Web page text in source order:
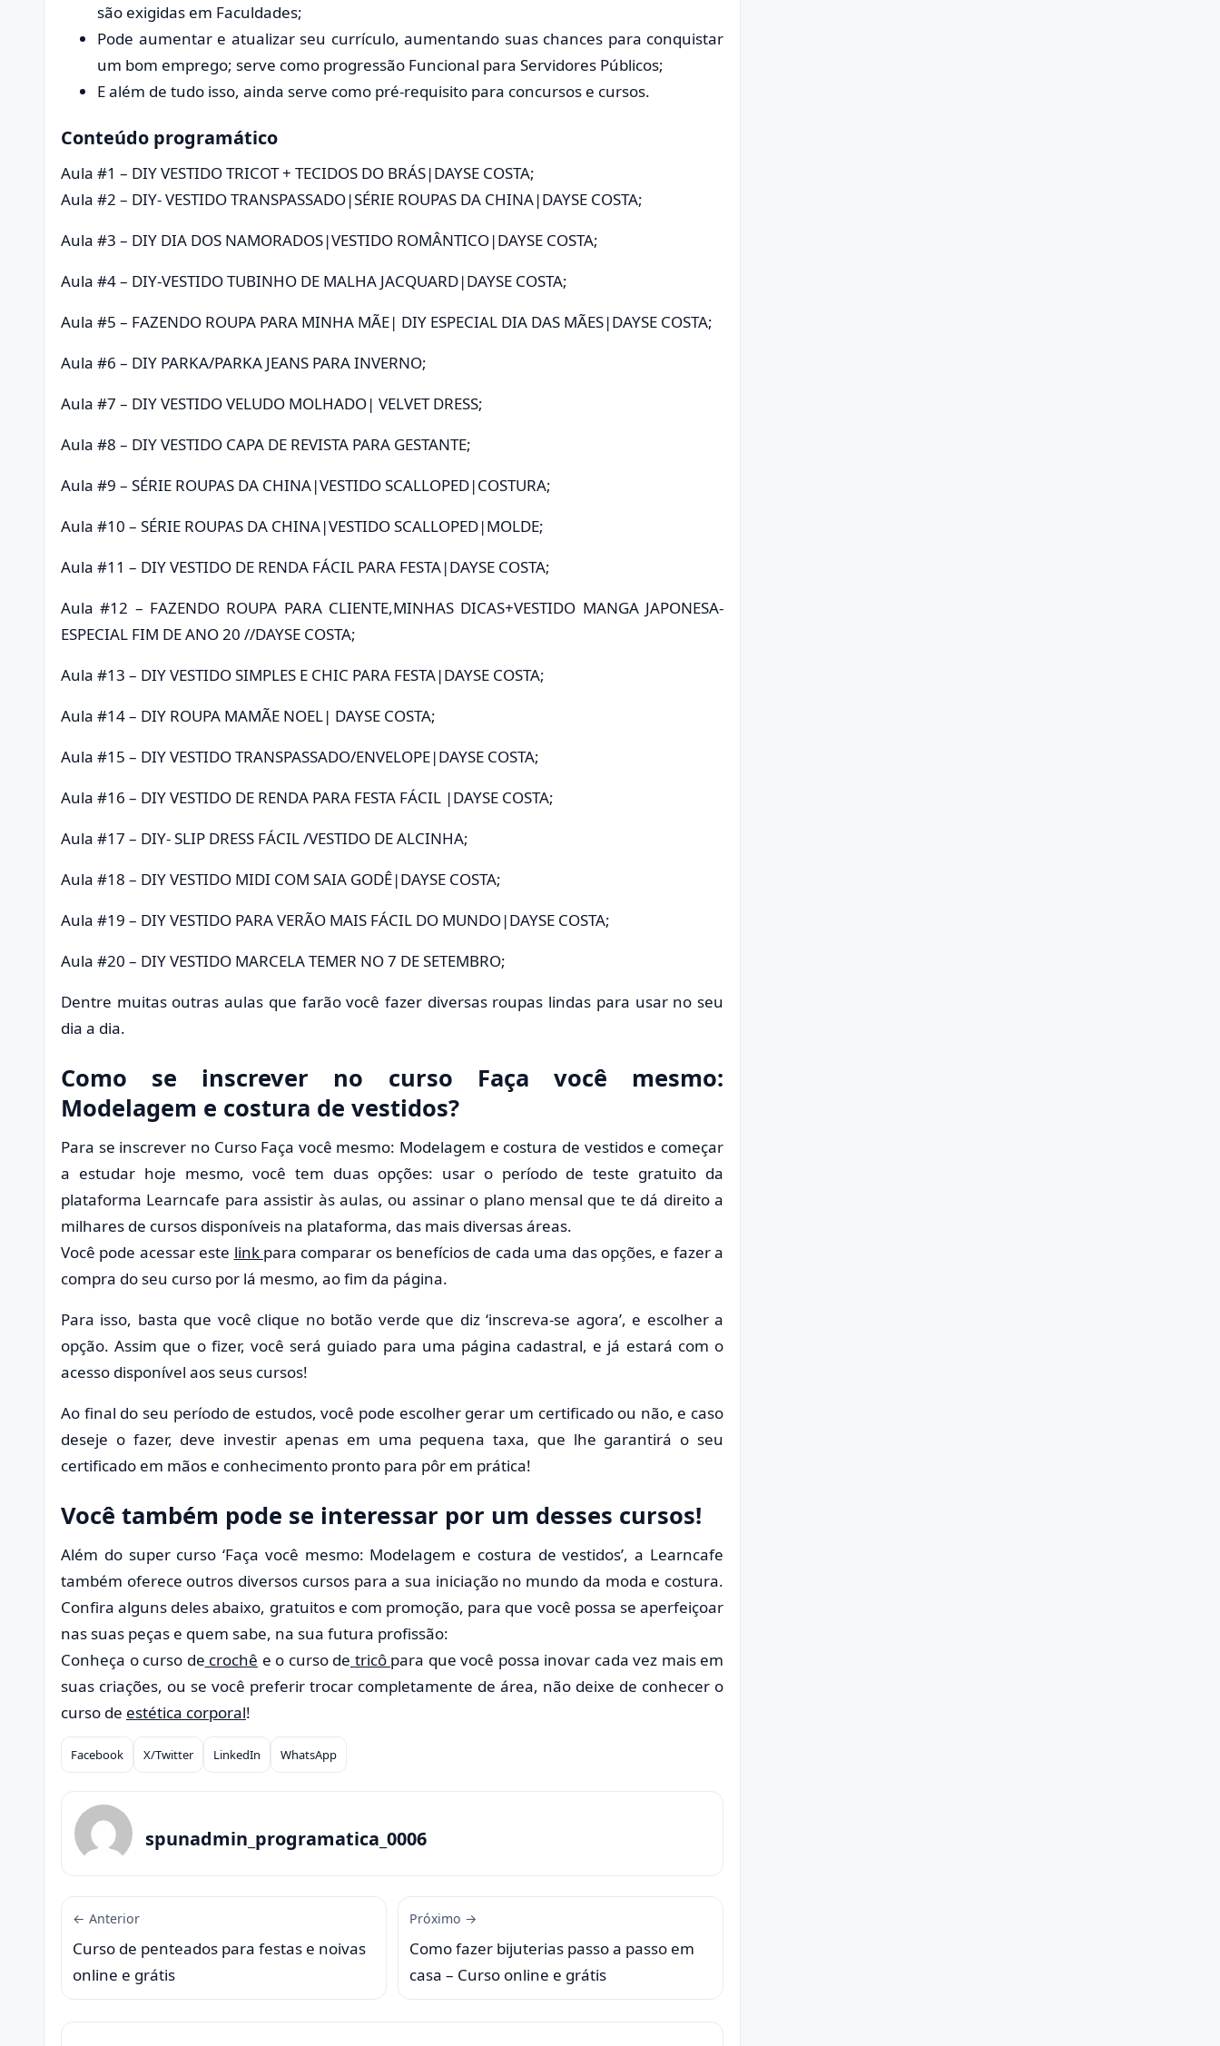
são exigidas em Faculdades;
Pode aumentar e atualizar seu currículo, aumentando suas chances para conquistar
um bom emprego; serve como progressão Funcional para Servidores Públicos;
E além de tudo isso, ainda serve como pré-requisito para concursos e cursos.
Conteúdo programático
Aula #1 – DIY VESTIDO TRICOT + TECIDOS DO BRÁS|DAYSE COSTA;
Aula #2 – DIY- VESTIDO TRANSPASSADO|SÉRIE ROUPAS DA CHINA|DAYSE COSTA;
Aula #3 – DIY DIA DOS NAMORADOS|VESTIDO ROMÂNTICO|DAYSE COSTA;
Aula #4 – DIY-VESTIDO TUBINHO DE MALHA JACQUARD|DAYSE COSTA;
Aula #5 – FAZENDO ROUPA PARA MINHA MÃE| DIY ESPECIAL DIA DAS MÃES|DAYSE COSTA;
Aula #6 – DIY PARKA/PARKA JEANS PARA INVERNO;
Aula #7 – DIY VESTIDO VELUDO MOLHADO| VELVET DRESS;
Aula #8 – DIY VESTIDO CAPA DE REVISTA PARA GESTANTE;
Aula #9 – SÉRIE ROUPAS DA CHINA|VESTIDO SCALLOPED|COSTURA;
Aula #10 – SÉRIE ROUPAS DA CHINA|VESTIDO SCALLOPED|MOLDE;
Aula #11 – DIY VESTIDO DE RENDA FÁCIL PARA FESTA|DAYSE COSTA;
Aula #12 – FAZENDO ROUPA PARA CLIENTE,MINHAS DICAS+VESTIDO MANGA JAPONESA-
ESPECIAL FIM DE ANO 20 //DAYSE COSTA;
Aula #13 – DIY VESTIDO SIMPLES E CHIC PARA FESTA|DAYSE COSTA;
Aula #14 – DIY ROUPA MAMÃE NOEL| DAYSE COSTA;
Aula #15 – DIY VESTIDO TRANSPASSADO/ENVELOPE|DAYSE COSTA;
Aula #16 – DIY VESTIDO DE RENDA PARA FESTA FÁCIL |DAYSE COSTA;
Aula #17 – DIY- SLIP DRESS FÁCIL /VESTIDO DE ALCINHA;
Aula #18 – DIY VESTIDO MIDI COM SAIA GODÊ|DAYSE COSTA;
Aula #19 – DIY VESTIDO PARA VERÃO MAIS FÁCIL DO MUNDO|DAYSE COSTA;
Aula #20 – DIY VESTIDO MARCELA TEMER NO 7 DE SETEMBRO;
Dentre muitas outras aulas que farão você fazer diversas roupas lindas para usar no seu
dia a dia.
Como se inscrever no curso Faça você mesmo:
Modelagem e costura de vestidos?
Para se inscrever no Curso Faça você mesmo: Modelagem e costura de vestidos e começar
a estudar hoje mesmo, você tem duas opções: usar o período de teste gratuito da
plataforma Learncafe para assistir às aulas, ou assinar o plano mensal que te dá direito a
milhares de cursos disponíveis na plataforma, das mais diversas áreas.
Você pode acessar este link para comparar os benefícios de cada uma das opções, e fazer a
compra do seu curso por lá mesmo, ao fim da página.
Para isso, basta que você clique no botão verde que diz ‘inscreva-se agora’, e escolher a
opção. Assim que o fizer, você será guiado para uma página cadastral, e já estará com o
acesso disponível aos seus cursos!
Ao final do seu período de estudos, você pode escolher gerar um certificado ou não, e caso
deseje o fazer, deve investir apenas em uma pequena taxa, que lhe garantirá o seu
certificado em mãos e conhecimento pronto para pôr em prática!
Você também pode se interessar por um desses cursos!
Além do super curso ‘Faça você mesmo: Modelagem e costura de vestidos’, a Learncafe
também oferece outros diversos cursos para a sua iniciação no mundo da moda e costura.
Confira alguns deles abaixo, gratuitos e com promoção, para que você possa se aperfeiçoar
nas suas peças e quem sabe, na sua futura profissão:
Conheça o curso de crochê e o curso de tricô para que você possa inovar cada vez mais em
suas criações, ou se você preferir trocar completamente de área, não deixe de conhecer o
curso de estética corporal!
Compartilhar
Facebook X/Twitter LinkedIn WhatsApp
spunadmin_programatica_0006
← Anterior
Curso de penteados para festas e noivas
online e grátis
Próximo →
Como fazer bijuterias passo a passo em
casa – Curso online e grátis